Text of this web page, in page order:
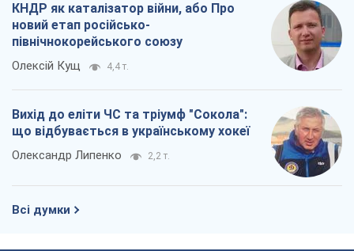
КНДР як каталізатор війни, або Про
новий етап російсько-
північнокорейського союзу
Олексій Кущ 4,4 т.
Вихід до еліти ЧС та тріумф "Сокола":
що відбувається в українському хокеї
Олександр Липенко 2,2 т.
Всі думки